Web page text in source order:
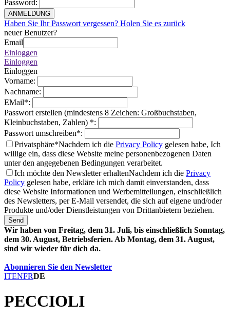
Password:
ANMELDUNG
Haben Sie Ihr Passwort vergessen? Holen Sie es zurück
neuer Benutzer?
Email
Einloggen
Einloggen
Einloggen
Vorname:
Nachname:
EMail*:
Passwort erstellen (mindestens 8 Zeichen: Großbuchstaben,
Kleinbuchstaben, Zahlen) *:
Passwort umschreiben*:
Privatsphäre*Nachdem ich die Privacy Policy gelesen habe, Ich
willige ein, dass diese Website meine personenbezogenen Daten
unter den angegebenen Bedingungen verarbeitet.
Ich möchte den Newsletter erhaltenNachdem ich die Privacy
Policy gelesen habe, erkläre ich mich damit einverstanden, dass
diese Website Informationen und Werbemitteilungen, einschließlich
des Newsletters, per E-Mail versendet, die sich auf eigene und/oder
Produkte und/oder Dienstleistungen von Drittanbietern beziehen.
Send
Wir haben von Freitag, dem 31. Juli, bis einschließlich Sonntag,
dem 30. August, Betriebsferien. Ab Montag, dem 31. August,
sind wir wieder für dich da.
Abonnieren Sie den Newsletter
ITENFRDE
PECCIOLI